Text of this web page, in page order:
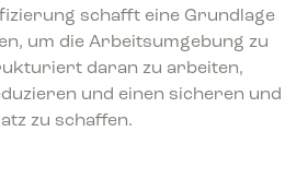
schafft eine Grundlage
um die Arbeitsumgebung zu
daran zu arbeiten,
und einen sicheren und
zu schaffen.